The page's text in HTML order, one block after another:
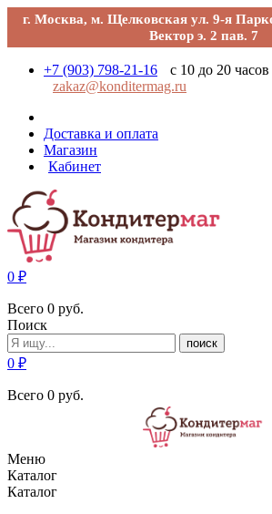
г. Москва, м. Щелковская ул. 9-я
Вектор э. 2 пав. 7
+7 (903) 798-21-16
с 10 до 20 часов
zakaz@konditermag.ru
Доставка и оплата
Магазин
Кабинет
0 ₽
Всего 0 руб.
Поиск
поиск
0 ₽
Всего 0 руб.
Меню
Каталог
Каталог